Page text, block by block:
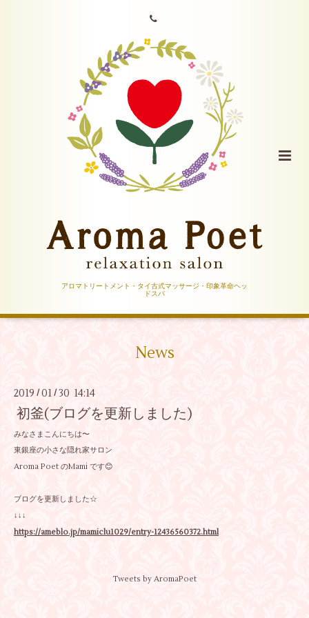
アロマトリートメント・タイ古式マッサージ・印象革命ヘッ
ドスパ
News
2019 /01 /30 14:14
初釜(ブログを更新しました)
みなさまこんにちは〜
東銀座の小さな隠れ家サロン
Aroma Poet のMami です😊
ブログを更新しました☆
↓↓↓
https://ameblo.jp/mamiclu1029/entry-12436560372.html
Tweets by AromaPoet